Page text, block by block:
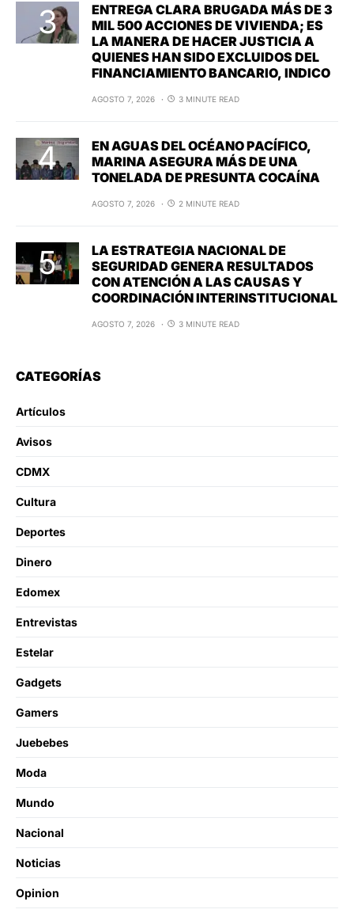
ENTREGA CLARA BRUGADA MÁS DE 3
MIL 500 ACCIONES DE VIVIENDA; ES
LA MANERA DE HACER JUSTICIA A
QUIENES HAN SIDO EXCLUIDOS DEL
FINANCIAMIENTO BANCARIO, INDICO
AGOSTO 7, 2026 3 MINUTE READ
EN AGUAS DEL OCÉANO PACÍFICO,
MARINA ASEGURA MÁS DE UNA
TONELADA DE PRESUNTA COCAÍNA
AGOSTO 7, 2026 2 MINUTE READ
LA ESTRATEGIA NACIONAL DE
SEGURIDAD GENERA RESULTADOS
CON ATENCIÓN A LAS CAUSAS Y
COORDINACIÓN INTERINSTITUCIONAL
AGOSTO 7, 2026 3 MINUTE READ
CATEGORÍAS
Artículos
Avisos
CDMX
Cultura
Deportes
Dinero
Edomex
Entrevistas
Estelar
Gadgets
Gamers
Juebebes
Moda
Mundo
Nacional
Noticias
Opinion